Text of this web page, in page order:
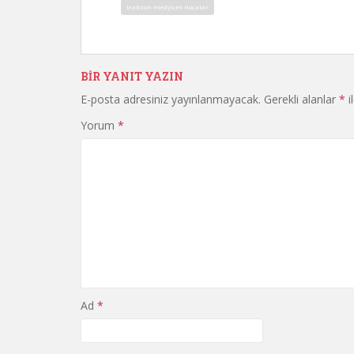
trabzon medyum hocalar
BIR YANIT YAZIN
E-posta adresiniz yayınlanmayacak. Gerekli alanlar *
Yorum *
Ad *